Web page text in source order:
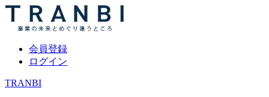
会員登録
ログイン
TRANBI